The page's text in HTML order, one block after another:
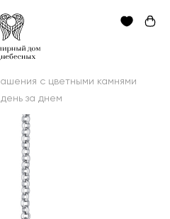
с цветными камнями
за днем